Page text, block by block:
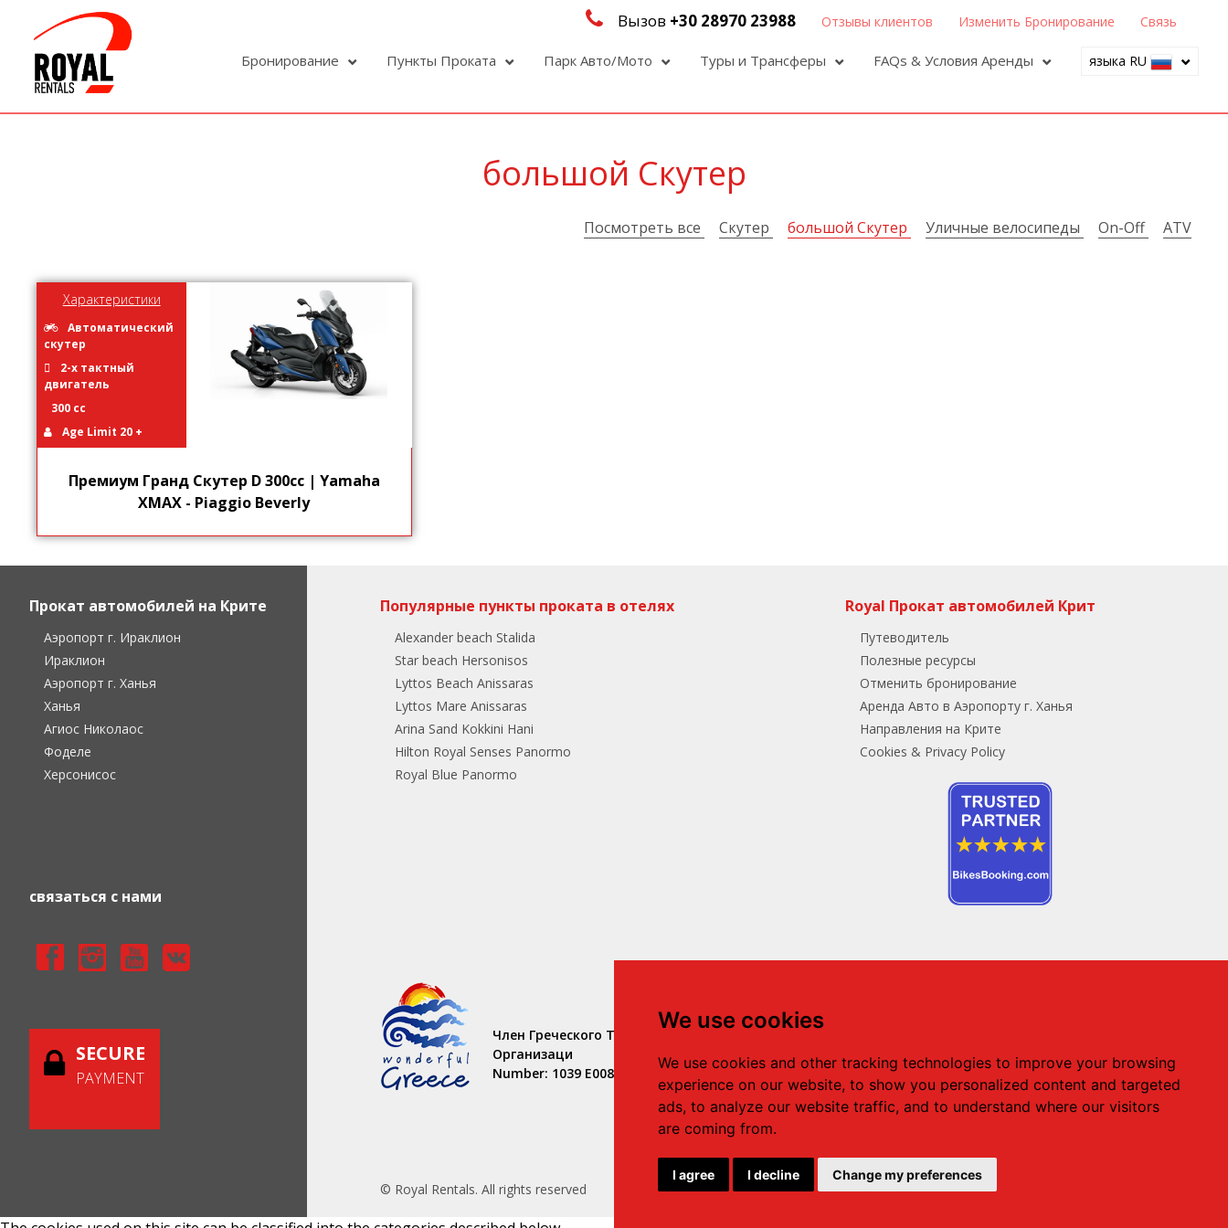
We use cookies
We use cookies and other tracking technologies to improve your browsing
experience on our website, to show you personalized content and targeted
ads, to analyze our website traffic, and to understand where our visitors
are coming from.
I agree I decline Change my preferences
большой Скутер
Посмотреть все Скутер большой Скутер Уличные велосипеды On-Off ATV
Характеристики
Автоматический
скутер
2-х тактный
двигатель
300 cc
Age Limit 20 +
Премиум Гранд Скутер D 300cc | Yamaha
XMAX - Piaggio Beverly
Вызов +30 28970 23988 Отзывы клиентов Изменить Бронирование Связь
Бронирование Пункты Проката Парк Авто/Мото Туры и Трансферы FAQs & Условия Аренды языка RU
Прокат автомобилей на Крите
Аэропорт г. Ираклион
Ираклион
Аэропорт г. Ханья
Ханья
Агиос Николаос
Фоделе
Херсонисос
связаться с нами
SECURE
PAYMENT
Популярные пункты проката в отелях
Alexander beach Stalida
Star beach Hersonisos
Lyttos Beach Anissaras
Lyttos Mare Anissaras
Arina Sand Kokkini Hani
Hilton Royal Senses Panormo
Royal Blue Panormo
Royal Прокат автомобилей Крит
Путеводитель
Полезные ресурсы
Отменить бронирование
Аренда Авто в Аэропорту г. Ханья
Направления на Крите
Cookies & Privacy Policy
Член Греческого Туризма
Организаци
Number: 1039 E008 100 71700
Херсонисос
Телефон:+ 30 28970 23988, Моб:+ 30 69323
11388,
Email:info@creteroyal.com
© Royal Rentals. All rights reserved Powered